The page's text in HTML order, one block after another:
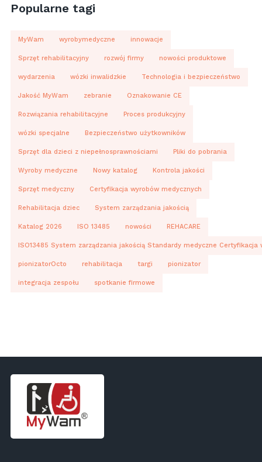
Popularne tagi
MyWam wyrobymedyczne innowacje
Sprzęt rehabilitacyjny rozwój firmy nowości produktowe
wydarzenia wózki inwalidzkie Technologia i bezpieczeństwo
Jakość MyWam zebranie Oznakowanie CE
Rozwiązania rehabilitacyjne Proces produkcyjny
wózki specjalne Bezpieczeństwo użytkowników
Sprzęt dla dzieci z niepełnosprawnościami Pliki do pobrania
Wyroby medyczne Nowy katalog Kontrola jakości
Sprzęt medyczny Certyfikacja wyrobów medycznych
Rehabilitacja dziec System zarządzania jakością
Katalog 2026 ISO 13485 nowości REHACARE
ISO13485 System zarządzania jakością Standardy medyczne
pionizatorOcto rehabilitacja targi pionizator
integracja zespołu spotkanie firmowe